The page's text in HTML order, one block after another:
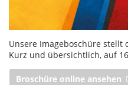
Unsere Imageboschüre stellt
Kurz und übersichtlich, auf
Broschüre online ansehen